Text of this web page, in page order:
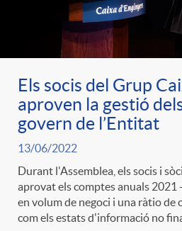
e
n
s
e
s
a
F
i
l
o
n
t
i
Els socis del Grup
aproven la gestió
govern de l’Entitat
13/06/2022
Durant l'Assemblea, els socis i
aprovat els comptes anuals 2021
en volum de negoci i una ràtio de
com els estats d'informació no